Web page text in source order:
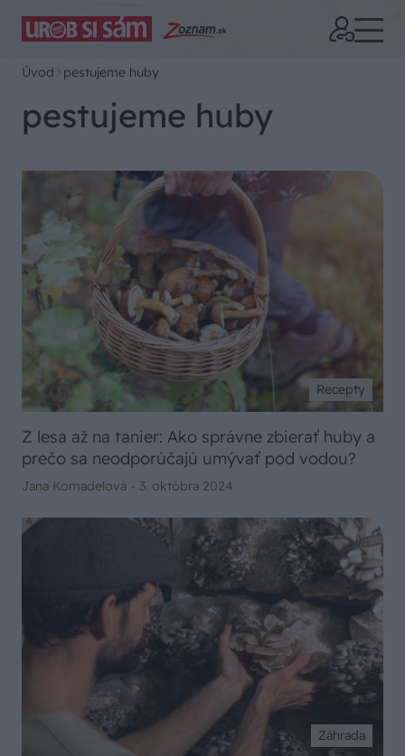
Úvod pestujeme huby
pestujeme huby
Recepty
Z lesa až na tanier: Ako správne zbierať huby a
prečo sa neodporúčajú umývať pod vodou?
Jana Komadelová - 3. októbra 2024
Záhrada